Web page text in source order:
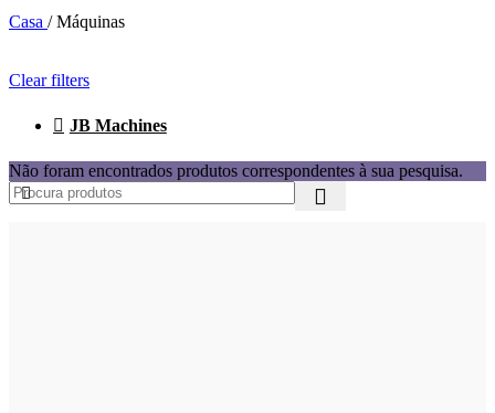
Casa / Máquinas
Clear filters
JB Machines
Não foram encontrados produtos correspondentes à sua pesquisa.